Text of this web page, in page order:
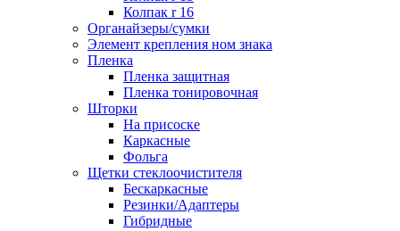
Колпак r 16
Органайзеры/сумки
Элемент крепления ном знака
Пленка
Пленка защитная
Пленка тонировочная
Шторки
На присоске
Каркасные
Фольга
Щетки стеклоочистителя
Бескаркасные
Резинки/Адаптеры
Гибридные